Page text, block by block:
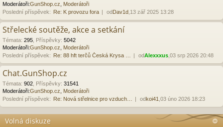
Moderátoři:GunShop.cz
Moderátoři
Poslední příspěvek: Re: K provozu fora odDav1d ,13 zář 2025 13:28
Střelecké soutěže, akce a setkání
Témata: 295 Příspěvky: 5042
Moderátoři:GunShop.cz
Moderátoři
Poslední příspěvek: Re: 88 hft terčů Česká Krysa … odAlexxxus ,03 srp 2026 20:48
Chat.GunShop.cz
Témata: 902 Příspěvky: 31541
Moderátoři:GunShop.cz
Moderátoři
Poslední příspěvek: Re: Nová střelnice pro vzduch… odkoi41 ,03 úno 2026 18:23
Volná diskuze